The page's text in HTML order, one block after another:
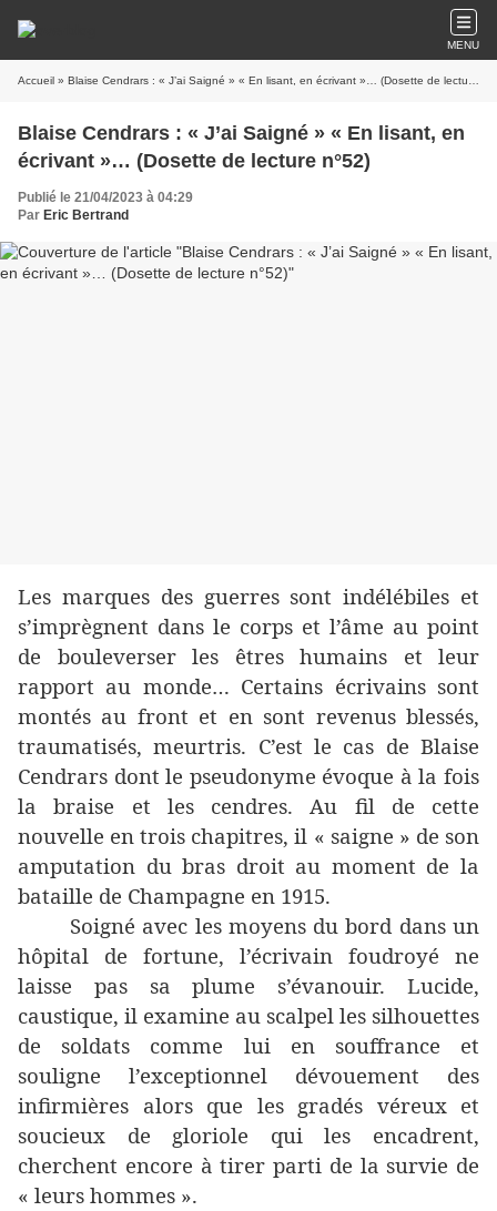
MENU
Accueil » Blaise Cendrars : « J’ai Saigné » « En lisant, en écrivant »… (Dosette de lecture n°52)
Blaise Cendrars : « J’ai Saigné » « En lisant, en
écrivant »… (Dosette de lecture n°52)
Publié le 21/04/2023 à 04:29
Par Eric Bertrand
Les marques des guerres sont indélébiles et
s’imprègnent dans le corps et l’âme au point
de bouleverser les êtres humains et leur
rapport au monde… Certains écrivains sont
montés au front et en sont revenus blessés,
traumatisés, meurtris. C’est le cas de Blaise
Cendrars dont le pseudonyme évoque à la fois
la braise et les cendres. Au fil de cette
nouvelle en trois chapitres, il « saigne » de son
amputation du bras droit au moment de la
bataille de Champagne en 1915.
Soigné avec les moyens du bord dans un
hôpital de fortune, l’écrivain foudroyé ne
laisse pas sa plume s’évanouir. Lucide,
caustique, il examine au scalpel les silhouettes
de soldats comme lui en souffrance et
souligne l’exceptionnel dévouement des
infirmières alors que les gradés véreux et
soucieux de gloriole qui les encadrent,
cherchent encore à tirer parti de la survie de
« leurs hommes ».